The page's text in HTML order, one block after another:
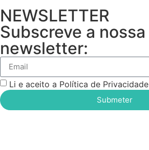
NEWSLETTER
Subscreve a nossa
newsletter:
Li e aceito a Política de Privacidade
Submeter